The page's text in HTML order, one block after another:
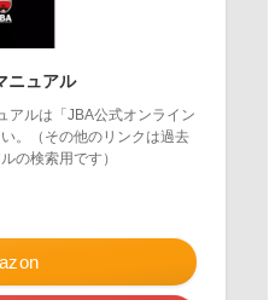
ニュアル
アルは「JBA公式オンライン
。（その他のリンクは過去
の検索用です）